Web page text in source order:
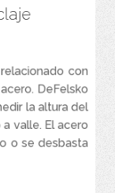
con
DeFelsko
la altura del
valle. El acero
o se desbasta
en la superficie
digital para medir
en preparación
recubrimientos.
en la superficie
miden y
utilizando la
produce una
valle más precisa.